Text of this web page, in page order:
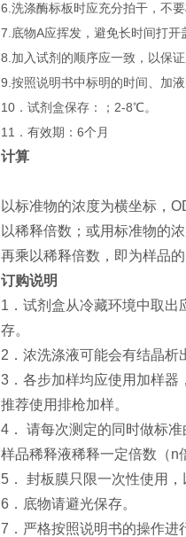
6.洗涤酶标板时应充分拍干，不
7.底物A应挥发，避免长时间打开
8.加入试剂的顺序应一致，以保
9.按照说明书中标明的时间、加
10．试剂盒保存：；2-8℃。
11．有效期：6个月
计算
以标准物的浓度为横坐标，
以稀释倍数；或用标准物的
再乘以稀释倍数，即为样品的
订购说明
1．试剂盒从冷藏环境中取出
存。
2．浓洗涤液可能会有结晶析
3．各步加样均应使用加样器
推荐使用排枪加样。
4． 请每次测定的同时做标
样品稀释液稀释一定倍数（n
5． 封板膜只限一次性使用，
6．底物请避光保存。
7．严格按照说明书的操作进